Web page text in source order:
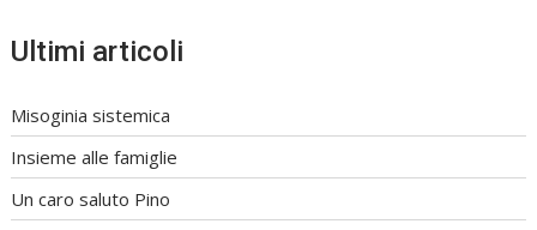
Ultimi articoli
Misoginia sistemica
Insieme alle famiglie
Un caro saluto Pino